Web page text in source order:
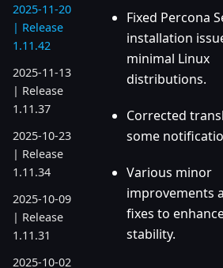
2025-11-20
| Release
1.11.42
2025-11-13
| Release
1.11.37
2025-10-23
| Release
1.11.34
2025-10-09
| Release
1.11.31
2025-10-02
Fixed Percona
installation
minimal Linux
distributions.
Corrected
some
Various minor
improvements
fixes to
stability.